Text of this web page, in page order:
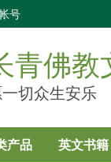
号
青佛教
切众生安乐
产品 英文书籍